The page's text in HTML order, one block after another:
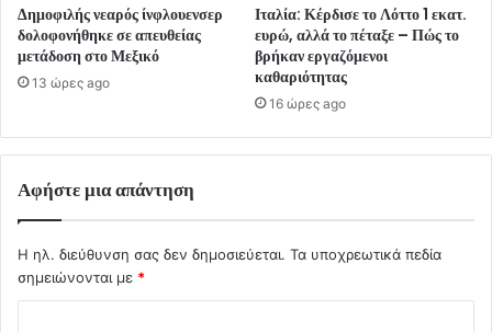
Δημοφιλής νεαρός ίνφλουενσερ
δολοφονήθηκε σε απευθείας
μετάδοση στο Μεξικό
13 ώρες ago
Ιταλία: Κέρδισε το Λόττο 1 εκατ.
ευρώ, αλλά το πέταξε – Πώς το
βρήκαν εργαζόμενοι
καθαριότητας
16 ώρες ago
Αφήστε μια απάντηση
Η ηλ. διεύθυνση σας δεν δημοσιεύεται. Τα υποχρεωτικά πεδία
σημειώνονται με *